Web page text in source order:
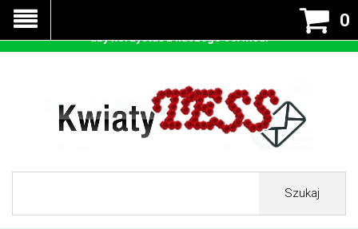
0
Szukaj
Nasza strona korzysta z cookies - czyli tzw ciastek w celu
prawidłowego działania. Zaakceptuj przyjmowanie cookies
aby korzystać z naszego serwisu.